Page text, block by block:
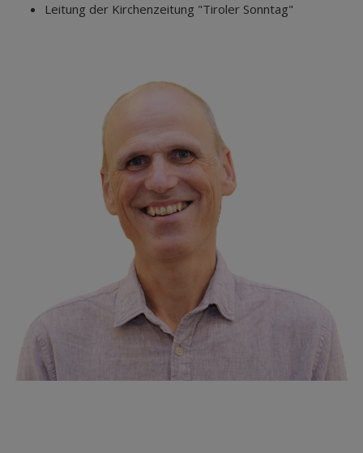
Leitung der Kirchenzeitung "Tiroler Sonntag"